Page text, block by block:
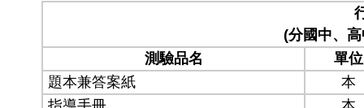
(分國中、
測驗品名
單位
題本兼答案紙
本